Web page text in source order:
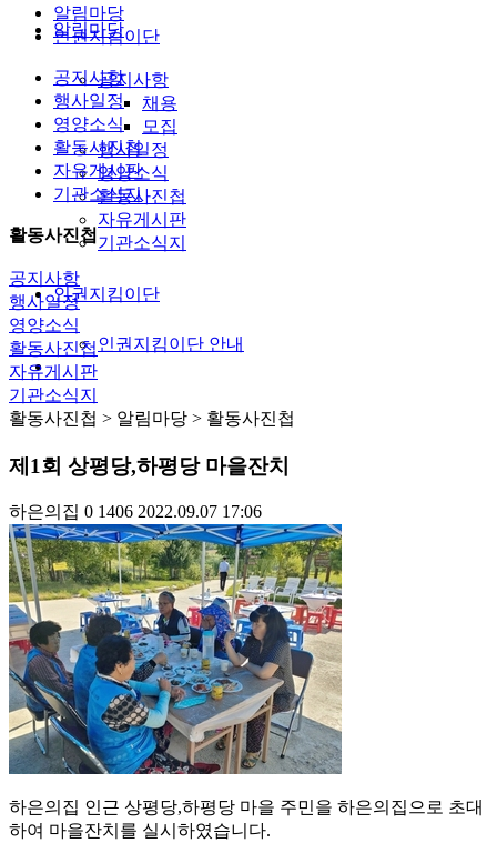
알림마당
공지사항
채용
모집
행사일정
영양소식
활동사진첩
자유게시판
기관소식지
인권지킴이단
인권지킴이단 안내
알림마당
인권지킴이단
공지사항
행사일정
영양소식
활동사진첩
자유게시판
기관소식지
활동사진첩
공지사항
행사일정
영양소식
활동사진첩
자유게시판
기관소식지
활동사진첩 > 알림마당 > 활동사진첩
제1회 상평당,하평당 마을잔치
하은의집 0 1406 2022.09.07 17:06
하은의집 인근 상평당,하평당 마을 주민을 하은의집으로 초대
하여 마을잔치를 실시하였습니다.